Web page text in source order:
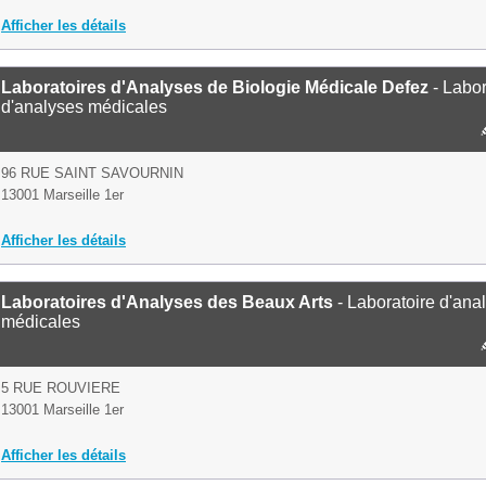
Afficher les détails
Laboratoires d'Analyses de Biologie Médicale Defez -
d'analyses médicales
96 RUE SAINT SAVOURNIN
13001 Marseille 1er
Afficher les détails
Laboratoires d'Analyses des Beaux Arts - Laboratoire
médicales
5 RUE ROUVIERE
13001 Marseille 1er
Afficher les détails